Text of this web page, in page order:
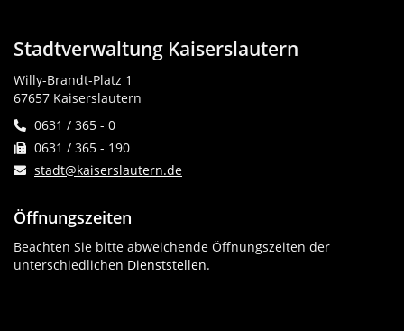
Stadtverwaltung Kaiserslautern
Willy-Brandt-Platz 1
67657 Kaiserslautern
0631 / 365 - 0
0631 / 365 - 190
stadt@kaiserslautern.de
Öffnungszeiten
Beachten Sie bitte abweichende Öffnungszeiten der
unterschiedlichen Dienststellen.